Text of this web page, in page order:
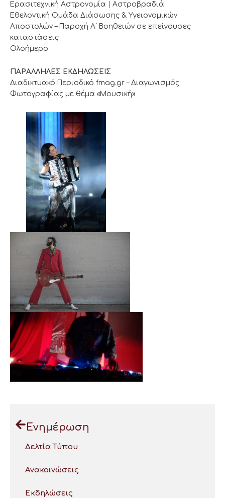
Ερασιτεχνική Αστρονομία | Αστροβραδιά
Εθελοντική Ομάδα Διάσωσης & Υγειονομικών
Αποστολών – Παροχή Α΄ Βοηθειών σε επείγουσες
καταστάσεις
Ολοήμερο
ΠΑΡΑΛΛΗΛΕΣ ΕΚΔΗΛΩΣΕΙΣ
Διαδικτυακό Περιοδικό fmag.gr – Διαγωνισμός
Φωτογραφίας με θέμα «Μουσική»
Ενημέρωση
Δελτία Τύπου
Ανακοινώσεις
Εκδηλώσεις